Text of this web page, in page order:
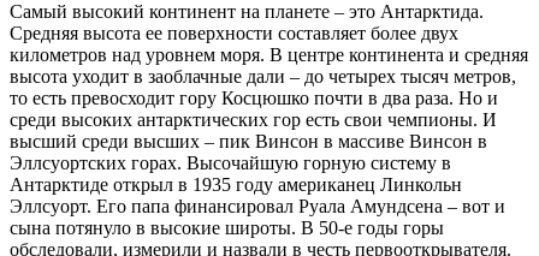
Самый высокий континент на планете – это Антарктида.
Средняя высота ее поверхности составляет более двух
километров над уровнем моря. В центре континента и средняя
высота уходит в заоблачные дали – до четырех тысяч метров,
то есть превосходит гору Косцюшко почти в два раза. Но и
среди высоких антарктических гор есть свои чемпионы. И
высший среди высших – пик Винсон в массиве Винсон в
Эллсуортских горах. Высочайшую горную систему в
Антарктиде открыл в 1935 году американец Линкольн
Эллсуорт. Его папа финансировал Руала Амундсена – вот и
сына потянуло в высокие широты. В 50-е годы горы
обследовали, измерили и назвали в честь первооткрывателя.